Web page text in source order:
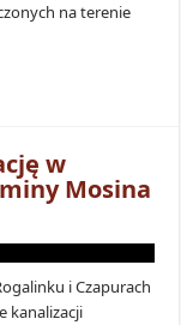
na terenie
w
Mosina
i Czapurach
kanalizacji